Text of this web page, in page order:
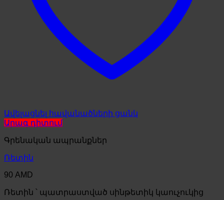
Ավելացնել հավանածների ցանկ
Արագ դիտում
Գրենական ապրանքներ
Ռետին
90 AMD
Ռետին ՝ պատրաստված սինթետիկ կաուչուկից